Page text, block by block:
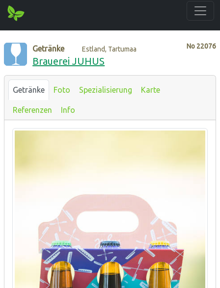
No 22076
Getränke Estland, Tartumaa
Brauerei JUHUS
Getränke Foto Spezialisierung Karte
Referenzen Info